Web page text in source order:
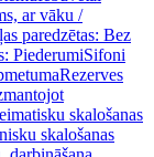
ar vāku /
paredzētas: Bez
PiederumiSifoni
Rezerves
skalošanas
skalošanas